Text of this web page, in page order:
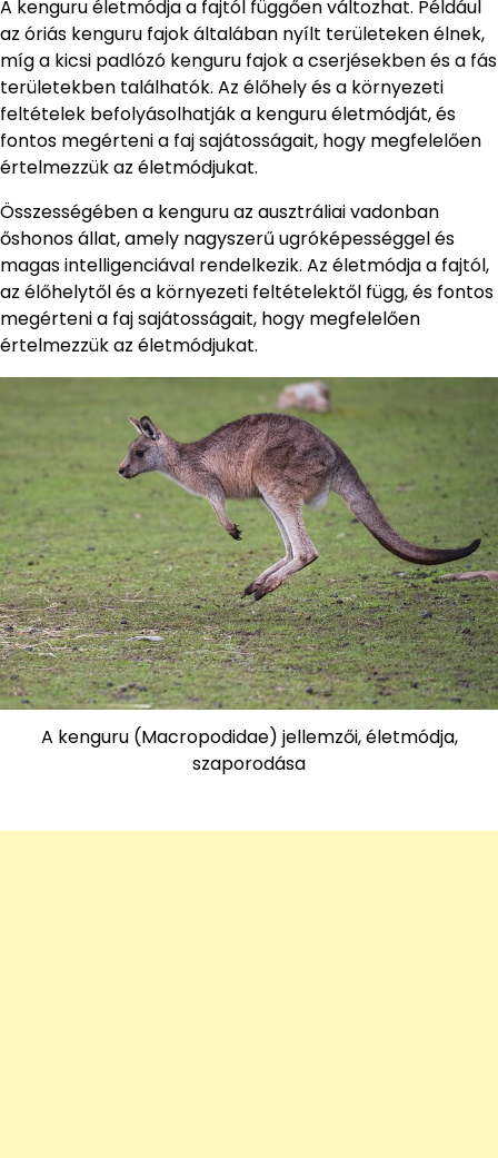
A kenguru életmódja a fajtól függően változhat. Például
az óriás kenguru fajok általában nyílt területeken élnek,
míg a kicsi padlózó kenguru fajok a cserjésekben és a fás
területekben találhatók. Az élőhely és a környezeti
feltételek befolyásolhatják a kenguru életmódját, és
fontos megérteni a faj sajátosságait, hogy megfelelően
értelmezzük az életmódjukat.
Összességében a kenguru az ausztráliai vadonban
őshonos állat, amely nagyszerű ugróképességgel és
magas intelligenciával rendelkezik. Az életmódja a fajtól,
az élőhelytől és a környezeti feltételektől függ, és fontos
megérteni a faj sajátosságait, hogy megfelelően
értelmezzük az életmódjukat.
A kenguru (Macropodidae) jellemzői, életmódja,
szaporodása